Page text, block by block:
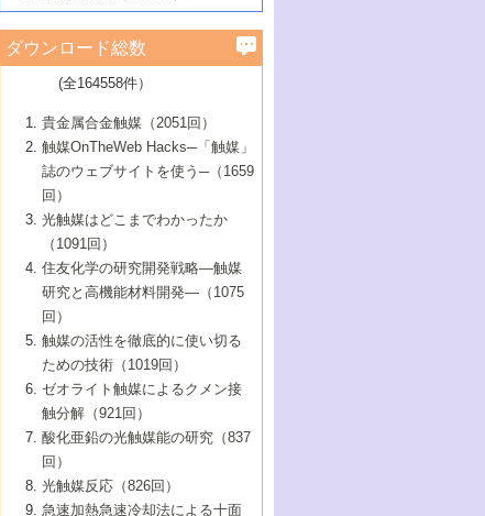
B号 第117回触媒討論会（2016年・大阪府
立大学）
B号 第113回触媒討論会（2014年・ロワジ
ールホテル豊橋）
6号 ナノ空間─吸着状態解析から新機能開拓
B号 第111回触媒討論会（2013年・関西大
7号 水素を利用する化成品合成の新潮流
6号 新しい固体酸触媒技術
7号 ゼオライト合成における最近の進歩
5号 触媒を有効に使うための技術
7号 有機分子触媒による精密有機合成
8号 高機能化ポリオレフィンに向けた重合
触媒の最近の進展
4号 水素社会の実現に向けた水素製造・貯
蔵技術の進歩
5号 CO2が関わる触媒・材料
7号 持続可能社会実現のための触媒および
触媒関連技術
2号 第101回触媒討論会
4号 錯体を利用したユニークな表面構造の
構築と機能
5号 若手会員による触媒研究の未来展望1：
企業編
6号 第102回触媒討論会
7号 触媒・化学反応における計算化学の進
8号 若手研究者による触媒研究の未来展望
2：大学・研究所編
2号 第99回触媒討論会
3号 実用的ファインケミカル合成プロセス
を実現する触媒
5号 こんな物質，あんな物質―新たな触媒
の可能性―
7号 『結晶の化学』を活かした触媒研究
8号 イオン液体の応用
1号 固体酸触媒の最近の進歩
2号 第97回触媒討論会
3号 リビング重合触媒の最近の展開
5号 水素製造・貯蔵のための触媒技術の新
しい展開
6号 第98回触媒討論会
7号 基礎化学品製造の触媒技術
8号 多機能型リアクター
1号 最近の触媒担体とその効果
2号 第95回触媒討論会
4号 水分解用光触媒材料
5号 時間分解分光の進歩と応用
6号 第96回触媒討論会
8号 超臨界流体を用いた化学プロセスの新
▼46巻（2004年）
1号 部分酸化反応触媒の最前線
2号 第93回触媒討論会
3号 特殊エネルギー場の触媒反応
4号 生体内における金属の触媒作用
5号 ファインケミカルズの展開に寄与する
6号 第94回触媒討論会
7号 サブナノレベルでみた新しい表面現象
8号 オレフィン重合触媒の新たな展
▼45巻（2003年）
1号 なぜこの触媒が良いのか？
2号 第91回触媒討論会
3号 最近の自動車排ガス処理技術
4号 触媒研究の現状と将来─第90回触媒討論
5号 基礎化学品製造の触媒技術
6号 第92回触媒討論会
7号 基礎化学品製造の触媒技術
8号 資源の循環と触媒技術
▼44巻（2002年）
1号 高次制御された触媒の化学
2号 第89回触媒討論会
3号 触媒を利用した電気化学の新展開
4号 ナノ材料の調製と機能化
5号 こんな触媒が欲しい
6号 第90回触媒討論会
7号 触媒研究と学術雑誌/情報
8号 若い世代からみた触媒化学の現状と未
▼43巻（2001年）
1号 グリーンケミストリーと触媒
2号 第87回触媒討論会特集号
3号 生体触媒とバイオプロセス
4号 水素製造・利用の触媒化学
5号 触媒研究における新しい切り口：コン
ビナトリアルケミストリー
6号 第88回触媒討論会特集号
7号 企業における触媒研究のブレークスル
8号 この材料を触媒として使ってみません
▼42巻（2000年）
1号 触媒反応工学の明日を拓く
2号 第85回触媒討論会
3号 反応ダイナミクス
5号 触媒のおもしろさをどのように伝える
6号 第86回触媒討論会
7号 水素化精製触媒の新しい展開
8号 新しい反応性と機能性を目指した金属
クラスタ-化学
▼41巻（1999年）
1号 孔、穴、あな?-特異な空間とその利用-
2号 第83回触媒討論会
3号 均一系触媒反応最前線
4号 実用炭素材料の新展開
5号 研究の方法論を考える
7号 機能性金属材料と触媒
8号 触媒研究へのNMRの応用と展望
▼40巻（1998年）
進展と21世紀への提言/創立40周年記念・触
媒学会この10年の歩みとこれから/創立40周
2号 第81回触媒討論会
3号 計算機触媒化学へのさそい
4号 触媒劣化の制御と予測
5号 最新の実用プロセスと触媒
6号 第82回触媒討論会
1号 均一系と不均一系触媒反応-その特徴と
接点
2号 第79回触媒討論会
3号 最新NO除去触媒の実用化研究
4号 新しい反応場を目指した触媒調製
5号 反応・分離技術の新しい展開
6号 第80回触媒討論会
▼38巻（1996年）
1号 触媒の構造と触媒作用/C1化学を中心と
する21世紀への触媒
3号 オリンピックメダル:金・銀・銅はどん
な触媒作用を示すか
4号 触媒作用における機能の複合化
▼37巻（1995年）
1号 ファインケミカルズと固体触媒
2号 第75回触媒討論会
3号 希土類を利用した触媒
4号 触媒とリサイクル
5号 エネルギー変換触媒
▼36巻（1994年）
1号 電気化学と触媒
2号 第73回触媒討論会
3号 C4化学の展開
4号 《通常号》
▼35巻（1993年）
1号 工業触媒開発マニュアル―探索から工
業化まで
2号 第71回触媒討論会
▼34巻（1992年）
1号 インパクトを与えたこの研究
2号 第69回触媒討論会
▼33巻（1991年）
1号 触媒プロセス開発マニュアル―探索か
▼32巻（1990年）
ダウンロード総数
(全164558件）
貴金属合金触媒（2051回）
触媒OnTheWeb Hacks─「触媒」
誌のウェブサイトを使う─（1659
回）
光触媒はどこまでわかったか
（1091回）
住友化学の研究開発戦略―触媒
研究と高機能材料開発―（1075
回）
触媒の活性を徹底的に使い切る
ための技術（1019回）
ゼオライト触媒によるクメン接
触分解（921回）
酸化亜鉛の光触媒能の研究（837
回）
光触媒反応（826回）
急速加熱急速冷却法による十面